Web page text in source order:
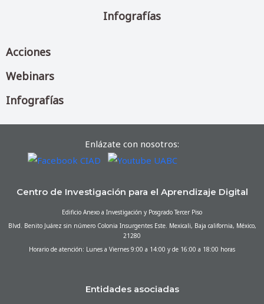
Infografías
Acciones
Webinars
Infografías
Enlázate con nosotros:
Centro de Investigación para el Aprendizaje Digital
Edificio Anexo a Investigación y Posgrado Tercer Piso
Blvd. Benito Juárez sin número Colonia Insurgentes Este. Mexicali, Baja california, México,
21280
Horario de atención: Lunes a Viernes 9:00 a 14:00 y de 16:00 a 18:00 horas
Entidades asociadas